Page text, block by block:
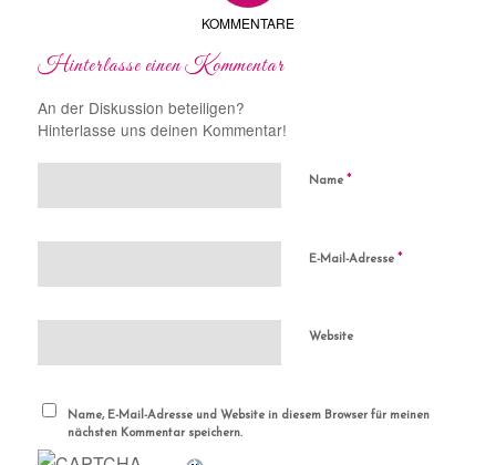
KOMMENTARE
Hinterlasse einen Kommentar
An der Diskussion beteiligen?
Hinterlasse uns deinen Kommentar!
Name *
E-Mail-Adresse *
Website
Name, E-Mail-Adresse und Website in diesem Browser für meinen
nächsten Kommentar speichern.